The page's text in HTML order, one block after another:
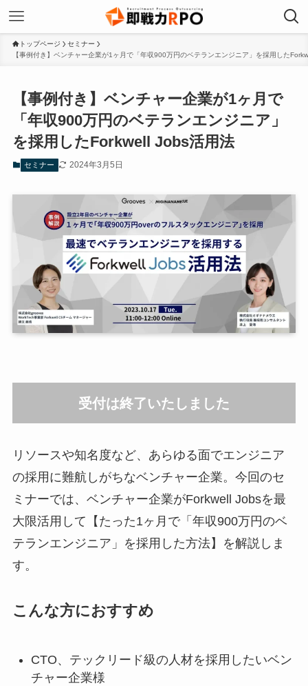
トップページ
セミナー
【事例付き】ベンチャー企業が1ヶ月で「年収900万円のベテランエンジニア」を採用した
【事例付き】ベンチャー企業が1ヶ月で
「年収900万円のベテランエンジニア」
を採用したForkwell Jobs活用法
セミナー 2024年3月5日
受付は終了いたしました
リソースや知名度など、あらゆる面でエンジニア
の採用に難航しがちなベンチャー企業。今回のセ
ミナーでは、ベンチャー企業がForkwell Jobsを最
大限活用して【たった1ヶ月で「年収900万円のベ
テランエンジニア」を採用した方法】を解説しま
す。
こんな方におすすめ
CTO、テックリード級の人材を採用したいベン
チャー企業様